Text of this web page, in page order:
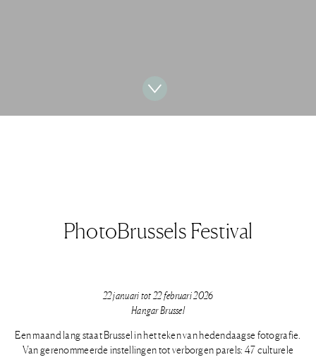
PhotoBrussels Festival
22 januari tot 22 februari 2026
Hangar Brussel
Een maand lang staat Brussel in het teken van hedendaagse fotografie.
Van gerenommeerde instellingen tot verborgen parels: 47 culturele